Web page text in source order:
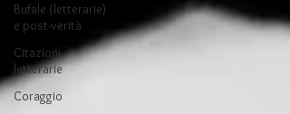
Bufale (letterarie)
e post-verità
Citazioni
letterarie
Coraggio